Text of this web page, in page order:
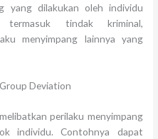
yang dilakukan oleh individu
termasuk tindak kriminal,
menyimpang lainnya yang
Deviation
perilaku menyimpang
individu. Contohnya dapat